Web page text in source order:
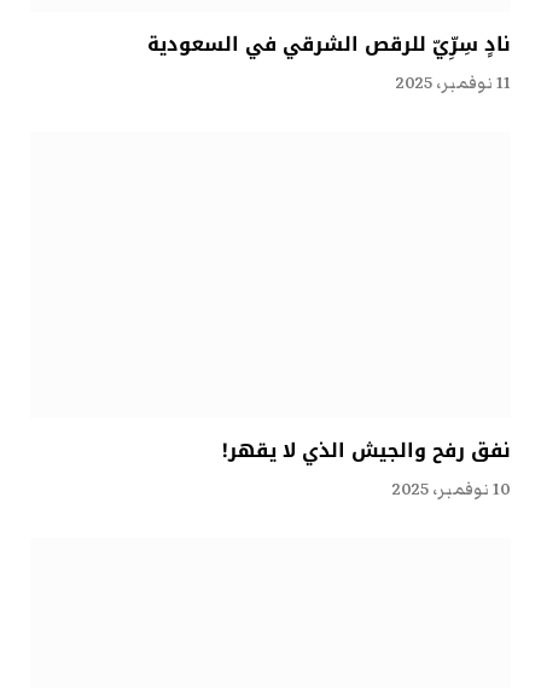
نادٍ سِرِّيّ للرقص الشرقي في السعودية
11 نوفمبر، 2025
نفق رفح والجيش الذي لا يقهر!
10 نوفمبر، 2025